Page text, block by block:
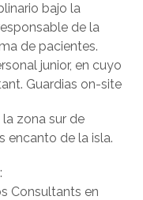
bajo la
de la
de pacientes.
junior, en cuyo
Guardias on-site
zona sur de
encanto de la isla.
Consultants en